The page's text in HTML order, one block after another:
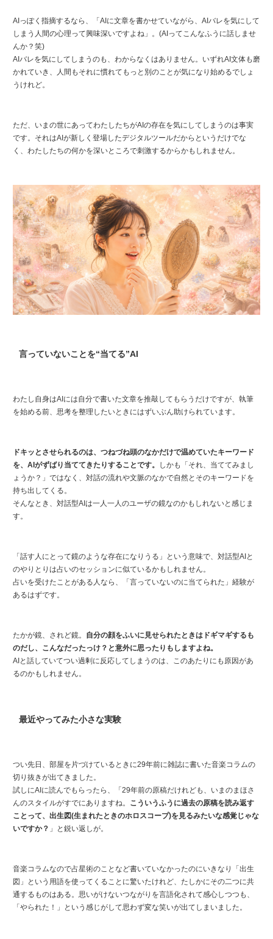
AIっぽく指摘するなら、「AIに文章を書かせていながら、AIバレを気にして
しまう人間の心理って興味深いですよね」。(AIってこんなふうに話しませ
んか？笑)
AIバレを気にしてしまうのも、わからなくはありません。いずれAI文体も磨
かれていき、人間もそれに慣れてもっと別のことが気になり始めるでしょ
うけれど。
ただ、いまの世にあってわたしたちがAIの存在を気にしてしまうのは事実
です。それはAIが新しく登場したデジタルツールだからというだけでな
く、わたしたちの何かを深いところで刺激するからかもしれません。
言っていないことを“当てる”AI
わたし自身はAIには自分で書いた文章を推敲してもらうだけですが、執筆
を始める前、思考を整理したいときにはずいぶん助けられています。
ドキッとさせられるのは、つねづね頭のなかだけで温めていたキーワード
を、AIがずばり当ててきたりすることです。
しかも「それ、当ててみまし
ょうか？」ではなく、対話の流れや文脈のなかで自然とそのキーワードを
持ち出してくる。
そんなとき、対話型AIは一人一人のユーザの鏡なのかもしれないと感じま
す。
「話す人にとって鏡のような存在になりうる」という意味で、対話型AIと
のやりとりは占いのセッションに似ているかもしれません。
占いを受けたことがある人なら、「言っていないのに当てられた」経験が
あるはずです。
たかが鏡、されど鏡。 自分の顔をふいに見せられたときはドギマギするも
のだし、こんなだったっけ？と意外に思ったりもしますよね。
AIと話していてつい過剰に反応してしまうのは、このあたりにも原因があ
るのかもしれません。
最近やってみた小さな実験
つい先日、部屋を片づけているときに29年前に雑誌に書いた音楽コラムの
切り抜きが出てきました。
試しにAIに読んでもらったら、「29年前の原稿だけれども、いまのまほさ
んのスタイルがすでにありますね。 こういうふうに過去の原稿を読み返す
ことって、出生図(生まれたときのホロスコープ)を見るみたいな感覚じゃな
いですか？ 」と鋭い返しが。
音楽コラムなので占星術のことなど書いていなかったのにいきなり「出生
図」という用語を使ってくることに驚いたけれど、たしかにその二つに共
通するものはある。思いがけないつながりを言語化されて感心しつつも、
「やられた！」という感じがして思わず変な笑いが出てしまいました。